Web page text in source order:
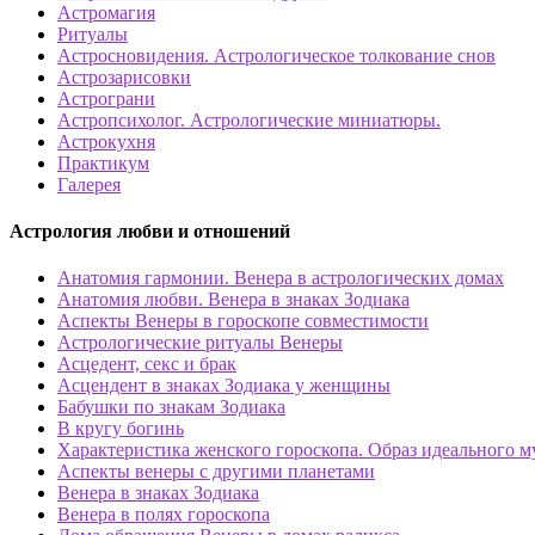
Астромагия
Ритуалы
Астросновидения. Астрологическое толкование снов
Астрозарисовки
Астрограни
Астропсихолог. Астрологические миниатюры.
Астрокухня
Практикум
Галерея
Астрология любви и отношений
Анатомия гармонии. Венера в астрологических домах
Анатомия любви. Венера в знаках Зодиака
Аспекты Венеры в гороскопе совместимости
Астрологические ритуалы Венеры
Асцедент, секс и брак
Асцендент в знаках Зодиака у женщины
Бабушки по знакам Зодиака
В кругу богинь
Характеристика женского гороскопа. Образ идеального
Аспекты венеры с другими планетами
Венера в знаках Зодиака
Венера в полях гороскопа